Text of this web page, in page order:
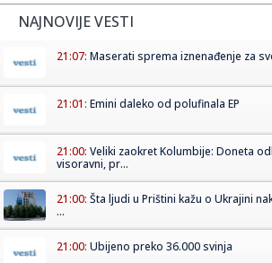
NAJNOVIJE VESTI
21:07: Maserati sprema iznenađenje za
21:01: Emini daleko od polufinala EP
21:00: Veliki zaokret Kolumbije: Doneta
visoravni, pr...
21:00: Šta ljudi u Prištini kažu o Ukrajini
...
21:00: Ubijeno preko 36.000 svinja